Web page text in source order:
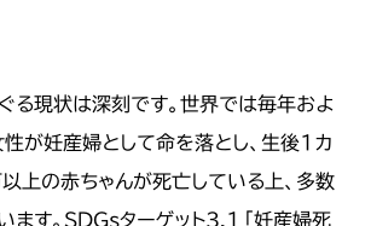
る現状は深刻です。世界では毎年およ
が妊産婦として命を落とし、生後1カ
上の赤ちゃんが死亡している上、多数
ます。SDGsターゲット3.1「妊産婦死